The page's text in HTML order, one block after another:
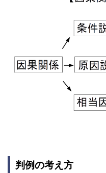
判例の考え方